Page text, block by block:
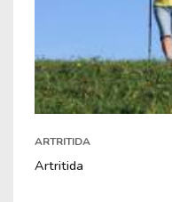
ARTRITIDA
Artritida